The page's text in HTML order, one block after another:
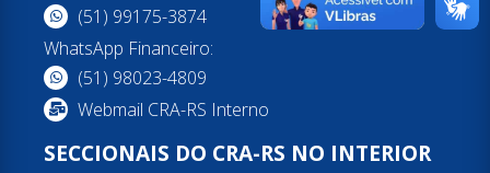
(51) 99175-3874
WhatsApp Financeiro:
(51) 98023-4809
Webmail CRA-RS Interno
SECCIONAIS DO CRA-RS NO INTERIOR